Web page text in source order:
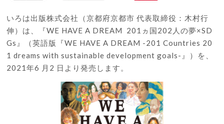
いろは出版株式会社（京都府京都市 代表取締役：木村行
伸）は、『WE HAVE A DREAM 201ヵ国202人の夢×SD
Gs』（英語版『WE HAVE A DREAM -201 Countries 20
1 dreams with sustainable development goals-』）を、
2021年6 月2 日より発売します。